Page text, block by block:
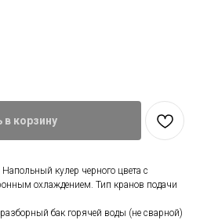
в корзину
кулер черного цвета с
охлаждением. Тип кранов подачи
бак горячей воды (не сварной)